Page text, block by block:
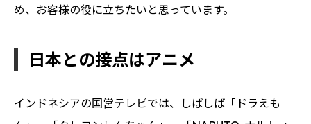
め、お客様の役に立ちたいと思っています。
日本との接点はアニメ
インドネシアの国営テレビでは、しばしば「ドラえも